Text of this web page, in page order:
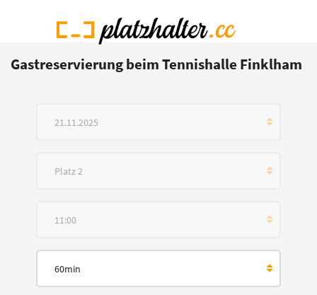
Gastreservierung beim Tennishalle Finklham
21.11.2025
Platz 2
11:00
60min